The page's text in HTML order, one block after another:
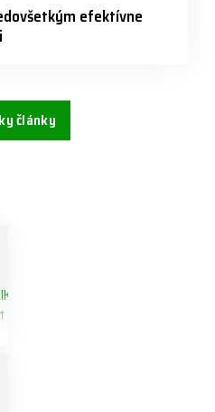
efektívne
články